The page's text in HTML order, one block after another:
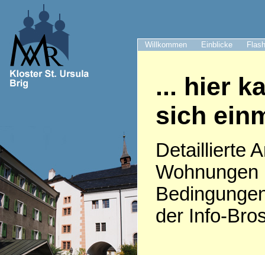
Willkommen Einblicke
... hier
sich
Detaillierte
Wohnungen
der Info-